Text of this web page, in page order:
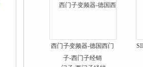
西门子变频器-德国西门
子-西门子经销